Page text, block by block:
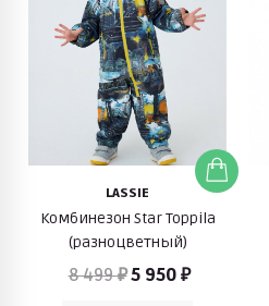
LASSIE
Комбинезон Star Toppila
(разноцветный)
8 499 ₽5 950 ₽